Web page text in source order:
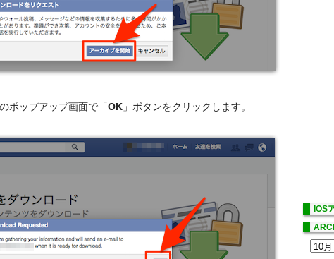
のポップアップ画面で「OK 」ボタンをクリックします。
IOS